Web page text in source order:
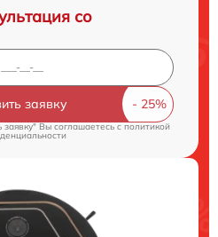
со
заявку
Вы соглашаетесь cполитикой